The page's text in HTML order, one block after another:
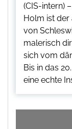
(CIS-intern)
Holm ist der
von
malerisch
sich vom
Bis in das
eine echte